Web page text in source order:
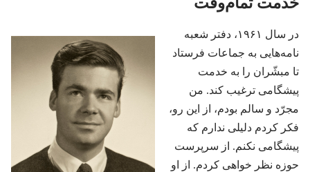
در سال ۱۹۶۱،‏ دفتر شعبه
نامه‌هایی به جماعات فرستاد
تا مبشّران را به خدمت
پیشگامی ترغیب کند.‏ من
مجرّد و سالم بودم،‏ از این رو،‏
فکر کردم دلیلی ندارم که
پیشگامی نکنم.‏ از سرپرست
حوزه نظر خواهی کردم.‏ از او